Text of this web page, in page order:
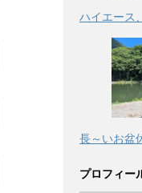
ハイエース
長～いお盆
プロフィー